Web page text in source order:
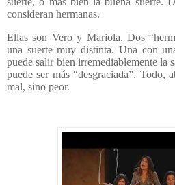
consideran hermanas.
Ellas son Vero y Mariola. Dos
una suerte muy distinta. Una con
puede salir bien irremediablemente la
puede ser más “desgraciada”. Todo,
mal, sino peor.